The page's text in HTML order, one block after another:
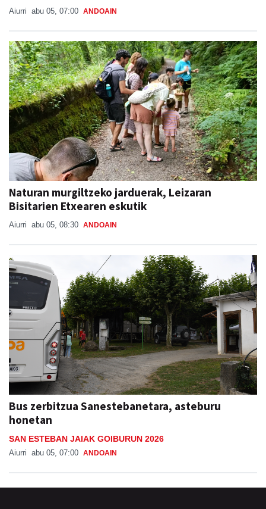
Aiurri abu 05, 07:00 ANDOAIN
Naturan murgiltzeko jarduerak, Leizaran
Bisitarien Etxearen eskutik
Aiurri abu 05, 08:30 ANDOAIN
Bus zerbitzua Sanestebanetara, asteburu
honetan
SAN ESTEBAN JAIAK GOIBURUN 2026
Aiurri abu 05, 07:00 ANDOAIN